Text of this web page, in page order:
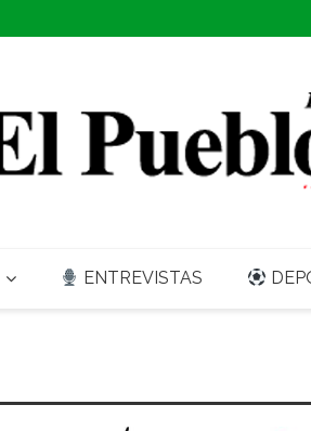
ENTREVISTAS